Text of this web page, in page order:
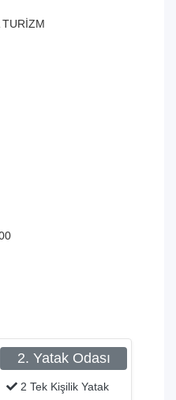
2. Yatak Odası
2 Tek Kişilik Yatak